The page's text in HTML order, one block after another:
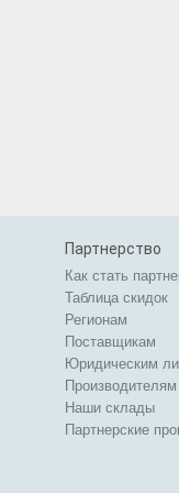
Партнерство
Как стать
Таблица скидок
Регионам
Поставщикам
Юридическим
Производителям
Наши склады
Партнерские